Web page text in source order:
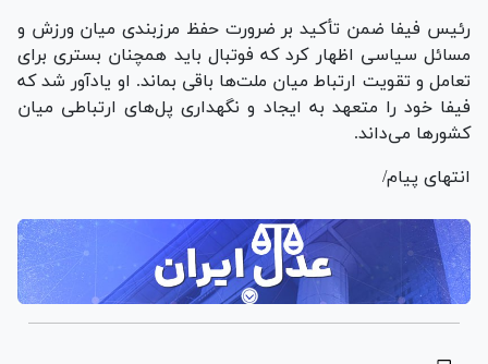
رئیس فیفا ضمن تأکید بر ضرورت حفظ مرزبندی میان ورزش و
مسائل سیاسی اظهار کرد که فوتبال باید همچنان بستری برای
تعامل و تقویت ارتباط میان ملت‌ها باقی بماند. او یادآور شد که
فیفا خود را متعهد به ایجاد و نگهداری پل‌های ارتباطی میان
کشورها می‌داند.
انتهای پیام/